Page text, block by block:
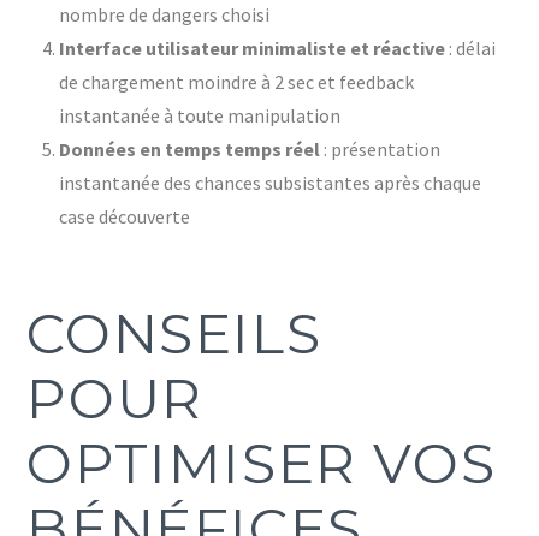
nombre de dangers choisi
Interface utilisateur minimaliste et réactive: délai
de chargement moindre à 2 sec et feedback
instantanée à toute manipulation
Données en temps temps réel : présentation
instantanée des chances subsistantes après chaque
case découverte
CONSEILS
POUR
OPTIMISER VOS